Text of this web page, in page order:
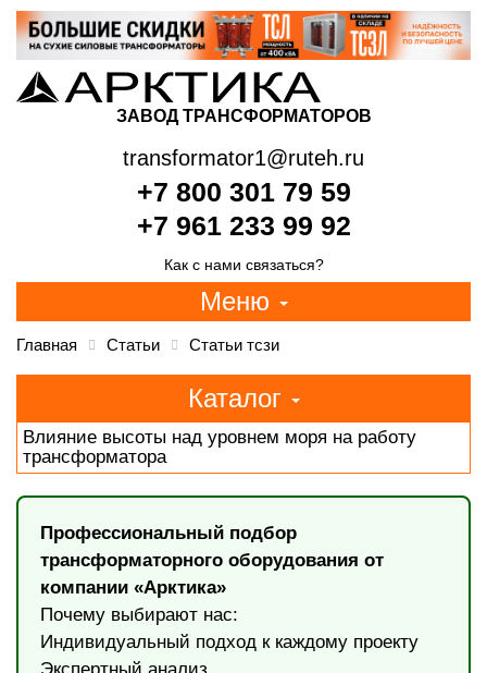
ЗАВОД ТРАНСФОРМАТОРОВ
transformator1@ruteh.ru
+7 800 301 79 59
+7 961 233 99 92
Как с нами связаться?
Меню
Главная Статьи Статьи тсзи
Каталог
Влияние высоты над уровнем моря на работу
трансформатора
Профессиональный подбор
трансформаторного оборудования от
компании «Арктика»
Почему выбирают нас:
Индивидуальный подход к каждому проекту